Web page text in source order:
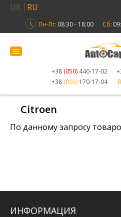
UK RU
Пн-Пт: 08:30 - 18:00 Сб:
+38 (050) 440-17-02
+38 (093) 170-17-04
Citroen
По данному запросу
ИНФОРМАЦИЯ